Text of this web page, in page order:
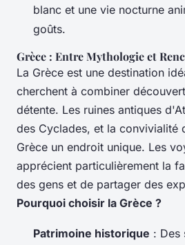
blanc et une vie nocturne
goûts.
Grèce : Entre Mythologie et
La Grèce est une destination
cherchent à combiner
détente. Les ruines antiques
des Cyclades, et la convivialité
Grèce un endroit unique. Les
apprécient particulièrement la
des gens et de partager des
Pourquoi choisir la Grèce ?
Patrimoine historique : Des